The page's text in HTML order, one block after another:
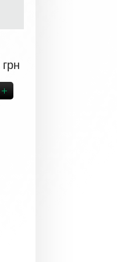
грн